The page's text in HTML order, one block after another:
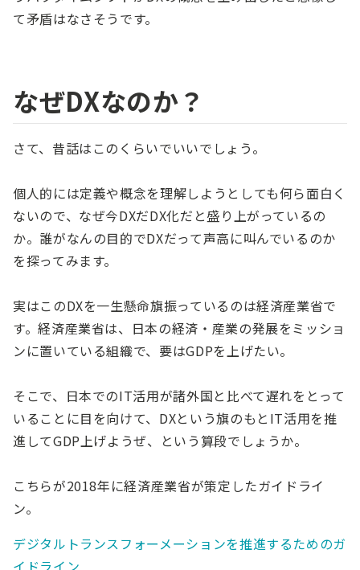
て矛盾はなさそうです。
なぜDXなのか？
さて、昔話はこのくらいでいいでしょう。
個人的には定義や概念を理解しようとしても何ら面白く
ないので、なぜ今DXだDX化だと盛り上がっているの
か。誰がなんの目的でDXだって声高に叫んでいるのか
を探ってみます。
実はこのDXを一生懸命旗振っているのは経済産業省で
す。経済産業省は、日本の経済・産業の発展をミッショ
ンに置いている組織で、要はGDPを上げたい。
そこで、日本でのIT活用が諸外国と比べて遅れをとって
いることに目を向けて、DXという旗のもとIT活用を推
進してGDP上げようぜ、という算段でしょうか。
こちらが2018年に経済産業省が策定したガイドライ
ン。
デジタルトランスフォーメーションを推進するためのガ
イドライン